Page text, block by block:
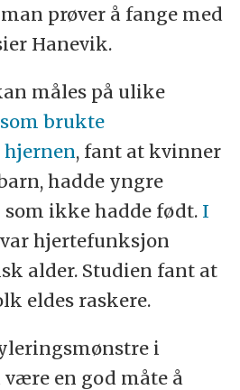
prøver å fange med
Hanevik.
måles på ulike
brukte
, fant at kvinner
hadde yngre
ikke hadde født. I
var hjertefunksjon
alder. Studien fant at
eldes raskere.
i
være en god måte å